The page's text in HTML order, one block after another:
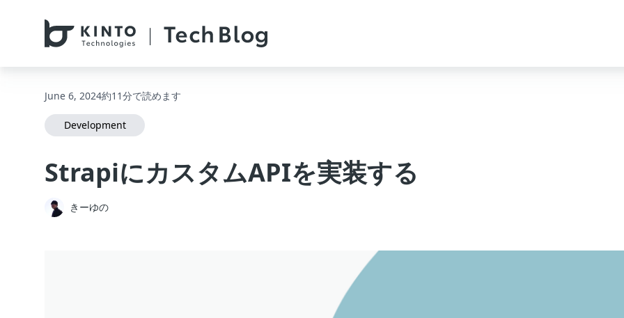
June 6, 2024約11分で読めます
Development
StrapiにカスタムAPIを実装する
きーゆの